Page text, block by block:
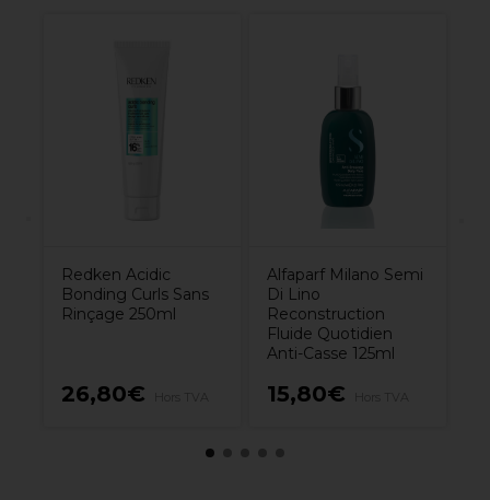
Redken Acidic
Bonding Curls Sans
Rinçage 250ml
26,80€
Alfaparf Milano Semi
Di Lino
Reconstruction
Fluide Quotidien
Anti-Casse 125ml
15,80€